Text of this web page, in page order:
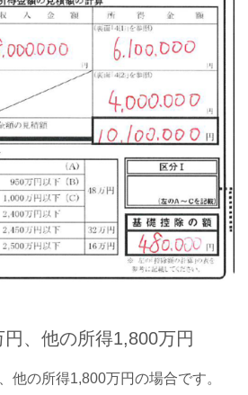
、他の所得1,800万円
他の所得1,800万円の場合です。